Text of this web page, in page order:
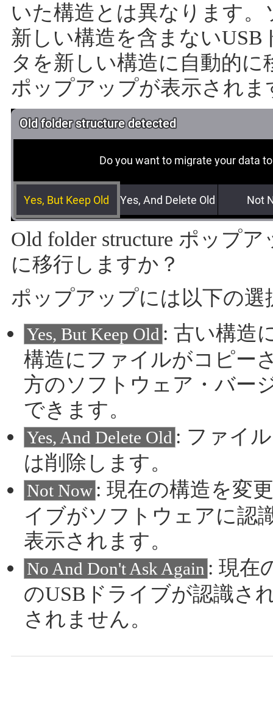
いた構造とは異なります
新しい構造を含まない
タを新しい構造に自動的
ポップアップが表示されま
Old folder structure ポップ
に移行しますか？
ポップアップには以下の
Yes, But Keep Old : 古い構造
構造にファイルがコピー
方のソフトウェア・バー
できます。
Yes, And Delete Old : ファイ
は削除します。
Not Now : 現在の構造を変
イブがソフトウェアに認
表示されます。
No And Don't Ask Again : 現在
のUSBドライブが認識さ
されません。